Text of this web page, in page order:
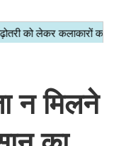
न मिलने